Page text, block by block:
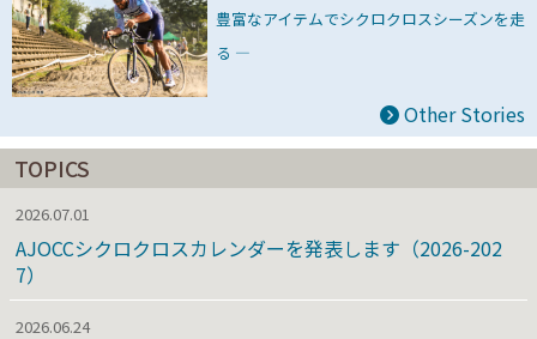
豊富なアイテムでシクロクロスシーズンを走
る ―
Other Stories
TOPICS
2026.07.01
AJOCCシクロクロスカレンダーを発表します（2026-202
7）
2026.06.24